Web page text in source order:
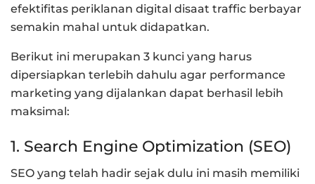
efektifitas periklanan digital disaat traffic berbayar
semakin mahal untuk didapatkan.
Berikut ini merupakan 3 kunci yang harus
dipersiapkan terlebih dahulu agar performance
marketing yang dijalankan dapat berhasil lebih
maksimal:
1. Search Engine Optimization (SEO)
SEO yang telah hadir sejak dulu ini masih memiliki